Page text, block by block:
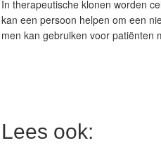
In therapeutische klonen worden
kan een persoon helpen om een
men kan gebruiken voor patiënten
Lees ook: